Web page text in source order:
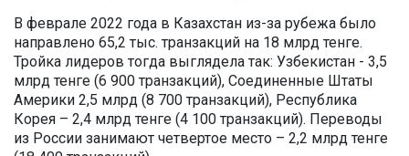
В феврале 2022 года в Казахстан из-за рубежа было
направлено 65,2 тыс. транзакций на 18 млрд тенге.
Тройка лидеров тогда выглядела так: Узбекистан - 3,5
млрд тенге (6 900 транзакций), Соединенные Штаты
Америки 2,5 млрд (8 700 транзакций), Республика
Корея – 2,4 млрд тенге (4 100 транзакций). Переводы
из России занимают четвертое место – 2,2 млрд тенге